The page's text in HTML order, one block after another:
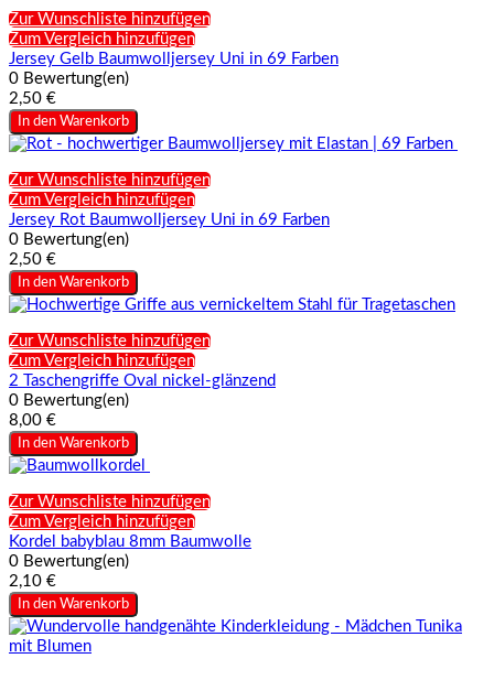
Zur Wunschliste hinzufügen
Zum Vergleich hinzufügen
Jersey Gelb Baumwolljersey Uni in 69 Farben
0 Bewertung(en)
2,50 €
In den Warenkorb
Zur Wunschliste hinzufügen
Zum Vergleich hinzufügen
Jersey Rot Baumwolljersey Uni in 69 Farben
0 Bewertung(en)
2,50 €
In den Warenkorb
Zur Wunschliste hinzufügen
Zum Vergleich hinzufügen
2 Taschengriffe Oval nickel-glänzend
0 Bewertung(en)
8,00 €
In den Warenkorb
Zur Wunschliste hinzufügen
Zum Vergleich hinzufügen
Kordel babyblau 8mm Baumwolle
0 Bewertung(en)
2,10 €
In den Warenkorb